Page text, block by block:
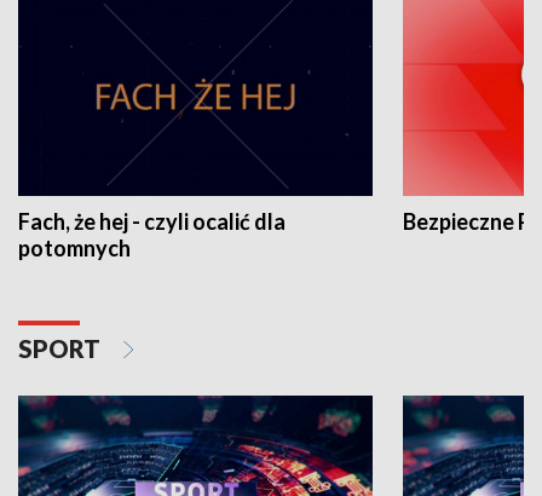
Fach, że hej - czyli ocalić dla
potomnych
Bezpieczne
SPORT